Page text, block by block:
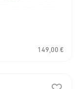
149,00 €